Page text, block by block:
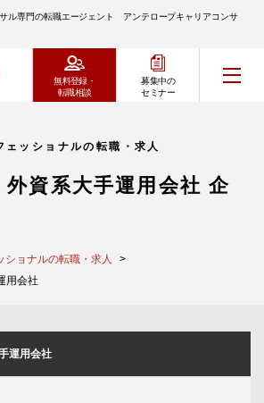
ル専門の転職エージェント アンテロープキャリアコンサ
無料登録・
転職相談
募集中の
セミナー
ッショナルの転職・求人
外資系大手運用会社 企
ショナルの転職・求人
用会社
運用会社